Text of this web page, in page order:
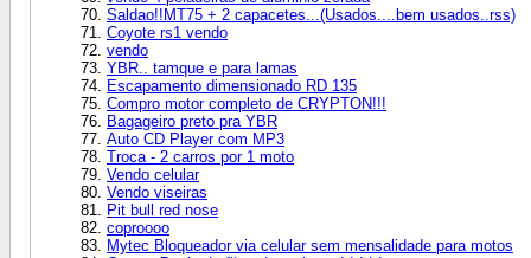
Saldao!!MT75 + 2 capacetes...(Usados....bem usados..rss)
Coyote rs1 vendo
vendo
YBR.. tamque e para lamas
Escapamento dimensionado RD 135
Compro motor completo de CRYPTON!!!
Bagageiro preto pra YBR
Auto CD Player com MP3
Troca - 2 carros por 1 moto
Vendo celular
Vendo viseiras
Pit bull red nose
coproooo
Mytec Bloqueador via celular sem mensalidade para motos